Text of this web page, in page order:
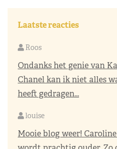
Laatste reacties
Roos
Ondanks het genie van
Chanel kan ik niet alles
heeft gedragen...
louise
Mooie blog weer!